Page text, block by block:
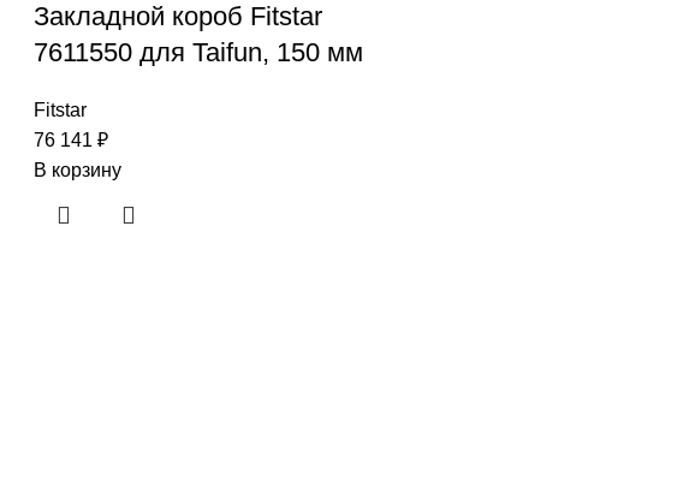
Закладной короб Fitstar
7611550 для Taifun, 150 мм
Fitstar
76 141 ₽
В корзину